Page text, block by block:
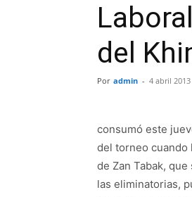
del
Por admin - 4 abril 2013
consumó este
del torneo cuando
de Zan Tabak,
las eliminatorias,